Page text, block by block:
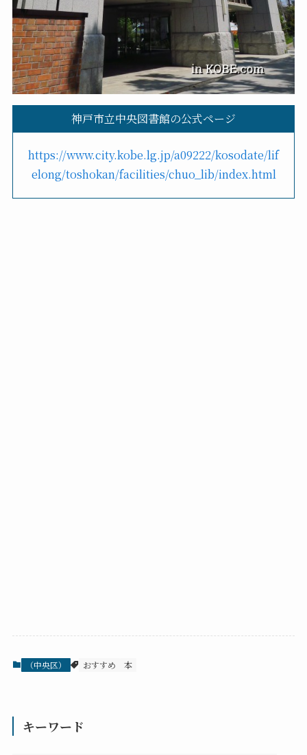
神戸市立中央図書館の公式ページ
https://www.city.kobe.lg.jp/a09222/kosodate/lif
elong/toshokan/facilities/chuo_lib/index.html
（中央区） おすすめ 本
キーワード